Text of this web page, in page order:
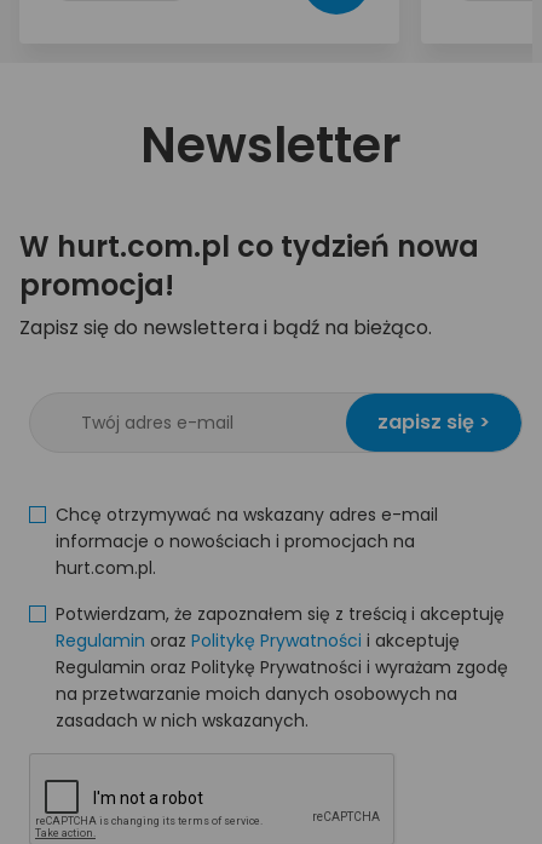
Newsletter
W hurt.com.pl co tydzień nowa
promocja!
Zapisz się do newslettera i bądź na bieżąco.
zapisz się >
Chcę otrzymywać na wskazany adres e-mail
informacje o nowościach i promocjach na
hurt.com.pl.
Potwierdzam, że zapoznałem się z treścią i akceptuję
Regulamin oraz Politykę Prywatności i akceptuję
Regulamin oraz Politykę Prywatności i wyrażam zgodę
na przetwarzanie moich danych osobowych na
zasadach w nich wskazanych.